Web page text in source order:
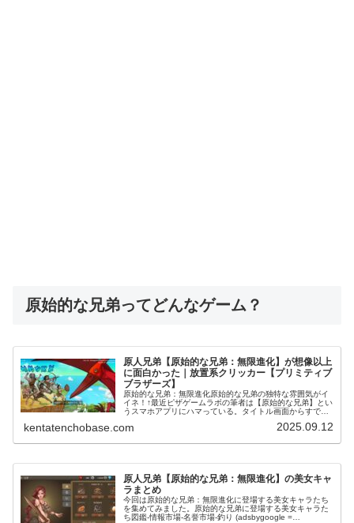
原始的な兄弟ってどんなゲーム？
原人兄弟【原始的な兄弟：無限進化】が想像以上
に面白かった｜放置系クリッカー【プリミティブ
ブラザーズ】
原始的な兄弟：無限進化原始的な兄弟の独特な雰囲気がイ
イネ！↑最近ピザゲームラボの筆者は【原始的な兄弟】とい
うスマホアプリにハマっている。タイトル画面からすでに
ゲームシステム原始的な兄弟は基...
kentatenchobase.com 2025.09.12
原人兄弟【原始的な兄弟：無限進化】の美女キャ
ラまとめ
今回は原始的な兄弟：無限進化に登場する美女キャラたち
を集めてみました。原始的な兄弟に登場する美女キャラた
ち図鑑-情報市場-名誉市場-釣り (adsbygoogle =